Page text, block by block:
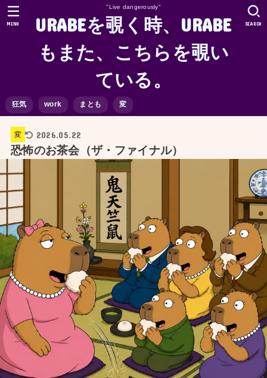
"Live dangerously"
URABEを覗く時、URABE
もまた、こちらを覗い
ている。
狂気 work まとも 変
SEARCH
MENU
変 2026.05.22
恐怖のお茶会（ザ・ファイナル）